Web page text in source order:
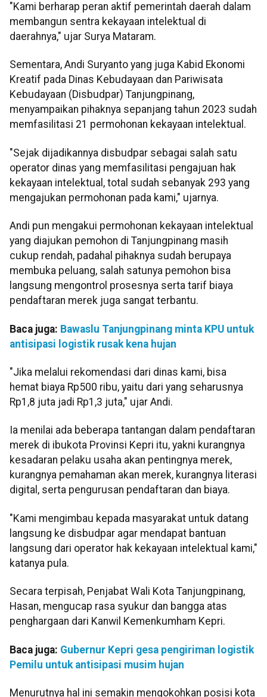
"Kami berharap peran aktif pemerintah daerah dalam
membangun sentra kekayaan intelektual di
daerahnya," ujar Surya Mataram.
Sementara, Andi Suryanto yang juga Kabid Ekonomi
Kreatif pada Dinas Kebudayaan dan Pariwisata
Kebudayaan (Disbudpar) Tanjungpinang,
menyampaikan pihaknya sepanjang tahun 2023 sudah
memfasilitasi 21 permohonan kekayaan intelektual.
"Sejak dijadikannya disbudpar sebagai salah satu
operator dinas yang memfasilitasi pengajuan hak
kekayaan intelektual, total sudah sebanyak 293 yang
mengajukan permohonan pada kami," ujarnya.
Andi pun mengakui permohonan kekayaan intelektual
yang diajukan pemohon di Tanjungpinang masih
cukup rendah, padahal pihaknya sudah berupaya
membuka peluang, salah satunya pemohon bisa
langsung mengontrol prosesnya serta tarif biaya
pendaftaran merek juga sangat terbantu.
Baca juga: Bawaslu Tanjungpinang minta KPU untuk
antisipasi logistik rusak kena hujan
"Jika melalui rekomendasi dari dinas kami, bisa
hemat biaya Rp500 ribu, yaitu dari yang seharusnya
Rp1,8 juta jadi Rp1,3 juta," ujar Andi.
Ia menilai ada beberapa tantangan dalam pendaftaran
merek di ibukota Provinsi Kepri itu, yakni kurangnya
kesadaran pelaku usaha akan pentingnya merek,
kurangnya pemahaman akan merek, kurangnya literasi
digital, serta pengurusan pendaftaran dan biaya.
"Kami mengimbau kepada masyarakat untuk datang
langsung ke disbudpar agar mendapat bantuan
langsung dari operator hak kekayaan intelektual kami,"
katanya pula.
Secara terpisah, Penjabat Wali Kota Tanjungpinang,
Hasan, mengucap rasa syukur dan bangga atas
penghargaan dari Kanwil Kemenkumham Kepri.
Baca juga: Gubernur Kepri gesa pengiriman logistik
Pemilu untuk antisipasi musim hujan
Menurutnya hal ini semakin mengokohkan posisi kota